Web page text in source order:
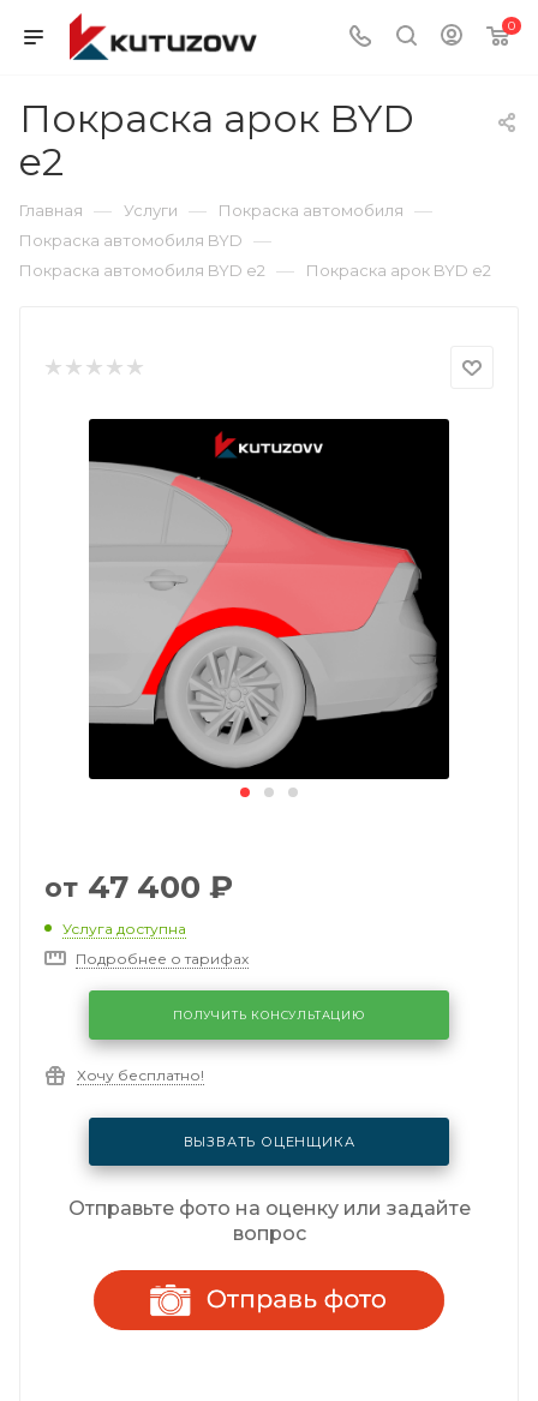
0
Покраска арок BYD
e2
Главная — Услуги — Покраска автомобиля —
Покраска автомобиля BYD —
Покраска автомобиля BYD e2 — Покраска арок BYD e2
от 47 400 ₽
Услуга доступна
Подробнее о тарифах
ПОЛУЧИТЬ КОНСУЛЬТАЦИЮ
Хочу бесплатно!
ВЫЗВАТЬ ОЦЕНЩИКА
Отправьте фото на оценку или задайте
вопрос